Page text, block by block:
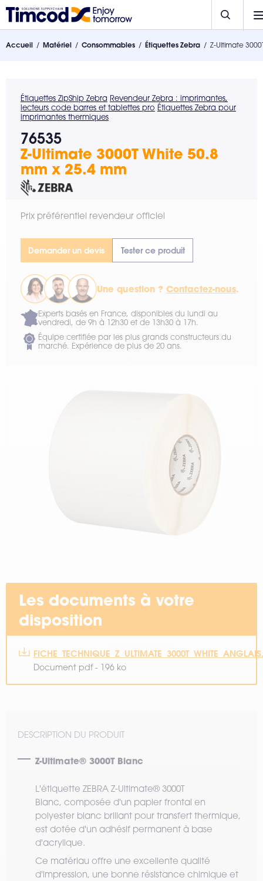
Accueil Matériel Consommables Étiquettes Zebra Z-Ultimate
Étiquettes ZipShip Zebra Revendeur Zebra : imprimantes,
lecteurs code barres et tablettes pro Étiquettes Zebra pour
imprimantes thermiques
76535
Z-Ultimate 3000T White 50.8
mm x 25.4 mm
Prix préférentiel revendeur officiel
Demander un devis Tester ce produit
Une question ? Contactez-nous.
Experts basés en France, disponibles du lundi au
vendredi, de 9h à 12h30 et de 13h30 à 17h.
Équipe certifiée par les plus grands constructeurs du
marché. Expérience de plus de 20 ans.
Les documents à votre
disposition
Document pdf - 196 ko
DESCRIPTION DU PRODUIT
Z-Ultimate® 3000T Blanc
L'étiquette ZEBRA Z-Ultimate® 3000T
Blanc, composée d'un papier frontal en
polyester blanc brillant pour transfert thermique,
est dotée d'un adhésif permanent à base
d'acrylique.
Ce matériau offre une excellente qualité
d'impression, une bonne résistance chimique et